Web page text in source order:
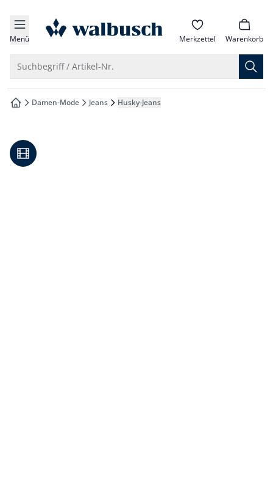
springen
springen
springen
springen
Menü zur Startseite Merkzettel Warenkorb
Suchbegriff / Artikel-Nr.
zur Startseite
Damen-Mode Jeans Husky-Jeans
Video